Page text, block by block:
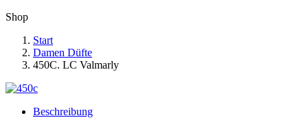
Shop
Start
Damen Düfte
450C. LC Valmarly
Beschreibung